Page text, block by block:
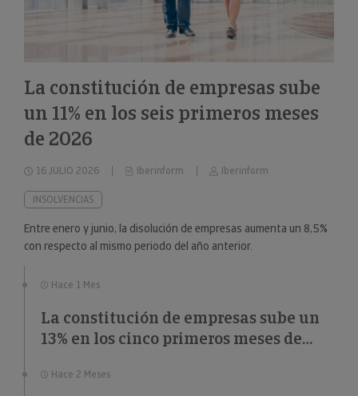
La constitución de empresas sube
un 11% en los seis primeros meses
de 2026
16 JULIO 2026 Iberinform Iberinform
INSOLVENCIAS
Entre enero y junio, la disolución de empresas aumenta un 8,5%
con respecto al mismo periodo del año anterior.
Hace 1 Mes
La constitución de empresas sube un
13% en los cinco primeros meses de
Hace 2 Meses